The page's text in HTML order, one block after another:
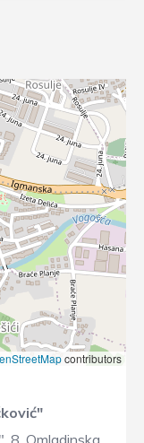
contributors
8, Omladinska,